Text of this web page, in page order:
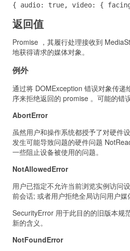
{ audio: true, video: {
返回值
Promise ，其履行处理接收到
地获得请求的媒体对象。
例外
通过将 DOMException 错误对象传递
序来拒绝返回的 promise 。可能的错
AbortError
虽然用户和操作系统都授予了对硬件
发生可能导致问题的硬件问题
一些阻止设备被使用的问题。
NotAllowedError
用户已指定不允许当前浏览实例访问
前会话; 或者用户拒绝全局访问用户媒
SecurityError 用于此目的的旧版本规
新的含义。
NotFoundError